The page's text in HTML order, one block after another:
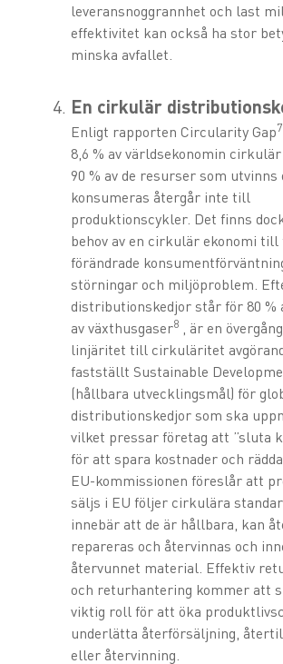
leveransnoggrannhet och last
effektivitet kan också ha stor
minska avfallet.
En cirkulär
Enligt rapporten Circularity Gap7
8,6 % av världsekonomin
90 % av de resurser som utvinns
konsumeras återgår inte till
produktionscykler. Det finns
behov av en cirkulär ekonomi till
förändrade
störningar och miljöproblem.
distributionskedjor står för 80 %
av växthusgaser8, är en
linjäritet till cirkuläritet
fastställt Sustainable
(hållbara utvecklingsmål) för
distributionskedjor som ska
vilket pressar företag att ”sluta
för att spara kostnader och
EU-kommissionen föreslår att
säljs i EU följer cirkulära
innebär att de är hållbara, kan
repareras och återvinnas och
återvunnet material. Effektiv
och returhantering kommer att
viktig roll för att öka
underlätta återförsäljning,
eller återvinning.